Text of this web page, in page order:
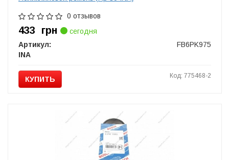
0 отзывов
433 грн
сегодня
Артикул:
FB6PK975
INA
КУПИТЬ Код: 775468-2